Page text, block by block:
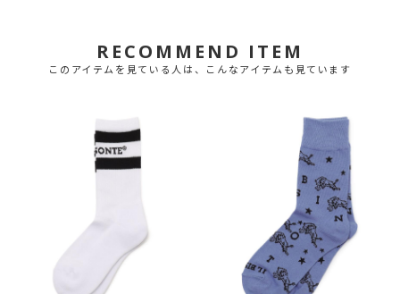
RECOMMEND ITEM
このアイテムを見ている人は、こんなアイテムも見ています